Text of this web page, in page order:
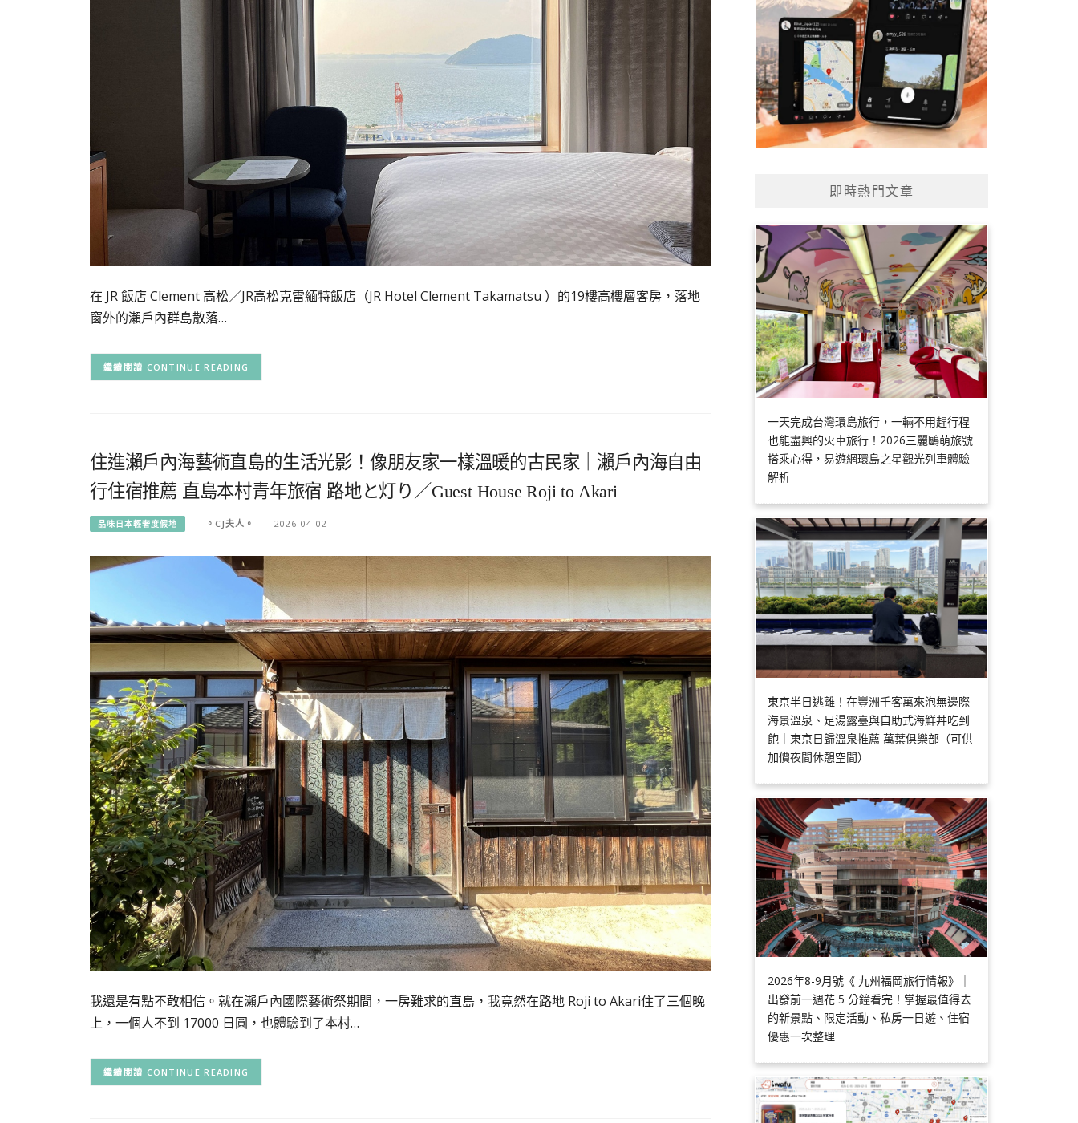
在 JR 飯店 Clement 高松／JR高松克雷緬特飯店（JR Hotel Clement Takamatsu ）的19樓高樓層客房，落地
窗外的瀨戶內群島散落…
CONTINUE READING
住進瀨戶內海藝術直島的生活光影！像朋友家一樣溫暖的古民家｜瀨戶內海自由
行住宿推薦 直島本村青年旅宿 路地と灯り／Guest House Roji to Akari
品味日本輕奢度假地 。CJ夫人。 2026-04-02
我還是有點不敢相信。就在瀨戶內國際藝術祭期間，一房難求的直島，我竟然在路地 Roji to Akari住了三個晚
上，一個人不到 17000 日圓，也體驗到了本村…
CONTINUE READING
即時熱門文章
一天完成台灣環島旅行，一輛不用趕行程
也能盡興的火車旅行！2026三麗鷗萌旅號
搭乘心得，易遊網環島之星觀光列車體驗
解析
東京半日逃離！在豐洲千客萬來泡無邊際
海景溫泉、足湯露臺與自助式海鮮丼吃到
飽｜東京日歸溫泉推薦 萬葉俱樂部（可供
加價夜間休憩空間）
2026年8-9月號《 九州福岡旅行情報》｜
出發前一週花 5 分鐘看完！掌握最值得去
的新景點、限定活動、私房一日遊、住宿
優惠一次整理